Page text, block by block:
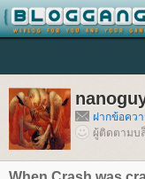
ฝากข้อคว
ผู้ติดตามบ